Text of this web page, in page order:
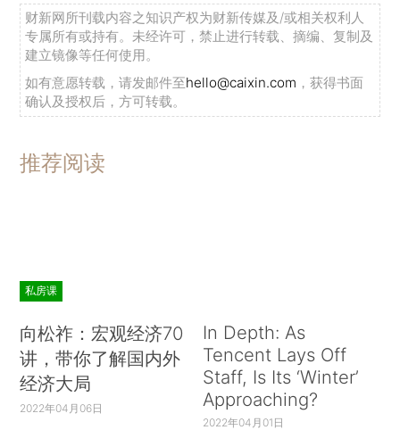
财新网所刊载内容之知识产权为财新传媒及/或相关权利人
专属所有或持有。未经许可，禁止进行转载、摘编、复制及
建立镜像等任何使用。
如有意愿转载，请发邮件至hello@caixin.com ，获得书面
确认及授权后，方可转载。
推荐阅读
私房课
向松祚：宏观经济70
讲，带你了解国内外
经济大局
2022年04月06日
In Depth: As
Tencent Lays Off
Staff, Is Its ‘Winter’
Approaching?
2022年04月01日